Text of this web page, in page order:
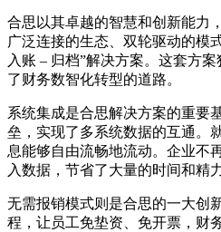
合思以其卓越的智慧和创新能力
广泛连接的生态、双轮驱动的模
入账 – 归档”解决方案。这套方
了财务数智化转型的道路。
系统集成是合思解决方案的重要
垒，实现了多系统数据的互通。
息能够自由流畅地流动。企业不
入数据，节省了大量的时间和精力
无需报销模式则是合思的一大创
程，让员工免垫资、免开票，财